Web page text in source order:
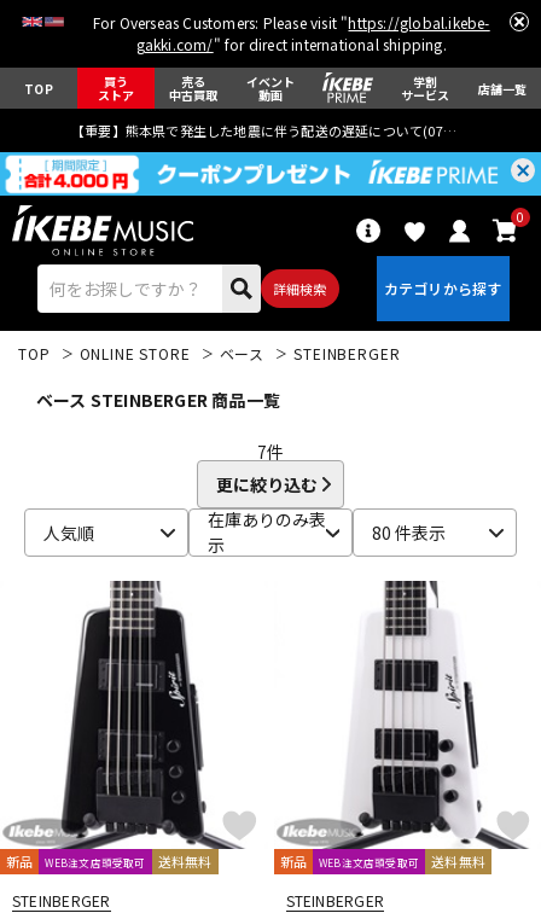
For Overseas Customers: Please visit "https://global.ikebe-
gakki.com/" for direct international shipping.
TOP 買う
ストア
売る
中古買取
イベント
動画
学割
サービス 店舗一覧
【重要】熊本県で発生した地震に伴う配送の遅延について(07月29日
詳細検索
0
ベース ウクレレ
ドラム パーカッション
キーボード 電子ピアノ
管楽器 その他楽器
TOP ONLINE STORE ベース STEINBERGER
ベース STEINBERGER 商品一覧
7件
更に絞り込む
人気順
在庫ありのみ表
示
80 件表示
新品 WEB注文店頭受取可 送料無料
STEINBERGER
新品 WEB注文店頭受取可 送料無料
STEINBERGER